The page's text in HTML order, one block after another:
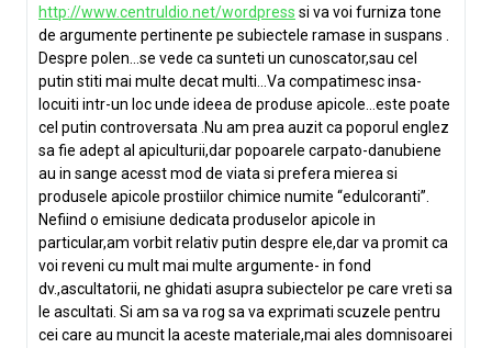
http://www.centruldio.net/wordpress si va voi furniza tone
de argumente pertinente pe subiectele ramase in suspans .
Despre polen…se vede ca sunteti un cunoscator,sau cel
putin stiti mai multe decat multi…Va compatimesc insa-
locuiti intr-un loc unde ideea de produse apicole…este poate
cel putin controversata .Nu am prea auzit ca poporul englez
sa fie adept al apiculturii,dar popoarele carpato-danubiene
au in sange acesst mod de viata si prefera mierea si
produsele apicole prostiilor chimice numite “edulcoranti”.
Nefiind o emisiune dedicata produselor apicole in
particular,am vorbit relativ putin despre ele,dar va promit ca
voi reveni cu mult mai multe argumente- in fond
dv.,ascultatorii, ne ghidati asupra subiectelor pe care vreti sa
le ascultati. Si am sa va rog sa va exprimati scuzele pentru
cei care au muncit la aceste materiale,mai ales domnisoarei